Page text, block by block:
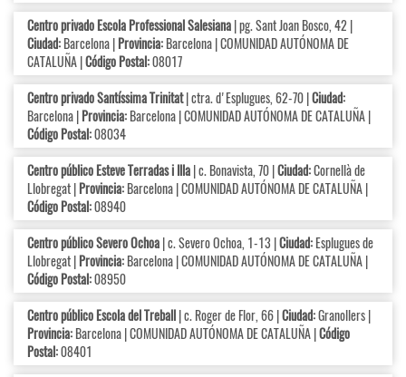
Centro privado Escola Professional Salesiana| pg. Sant Joan Bosco, 42 |
Ciudad:Barcelona |Provincia:Barcelona | COMUNIDAD AUTÓNOMA DE
CATALUÑA |Código Postal:08017
Centro privado Santíssima Trinitat| ctra. d'Esplugues, 62-70 |Ciudad:
Barcelona |Provincia:Barcelona | COMUNIDAD AUTÓNOMA DE CATALUÑA |
Código Postal:08034
Centro público Esteve Terradas i Illa| c. Bonavista, 70 |Ciudad:Cornellà de
Llobregat |Provincia:Barcelona | COMUNIDAD AUTÓNOMA DE CATALUÑA |
Código Postal:08940
Centro público Severo Ochoa| c. Severo Ochoa, 1-13 |Ciudad:Esplugues de
Llobregat |Provincia:Barcelona | COMUNIDAD AUTÓNOMA DE CATALUÑA |
Código Postal:08950
Centro público Escola del Treball| c. Roger de Flor, 66 |Ciudad:Granollers |
Provincia:Barcelona | COMUNIDAD AUTÓNOMA DE CATALUÑA |Código
Postal:08401